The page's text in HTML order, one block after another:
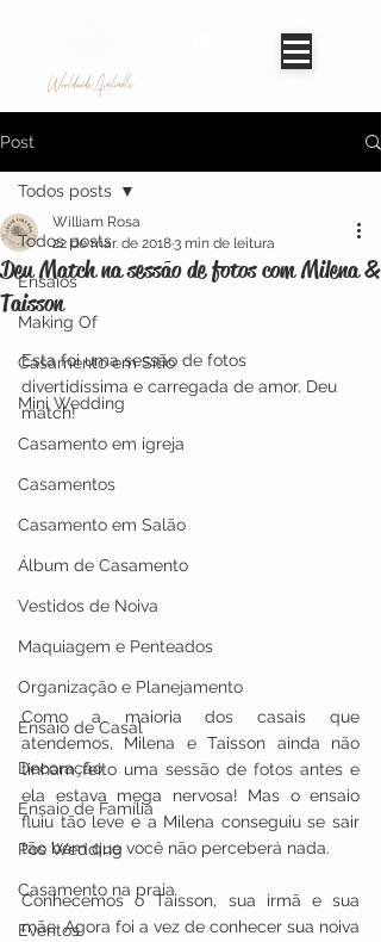
Worldwide Avaliable
Post
Todos posts
Ensaios
Making Of
Casamento em Sítio
Mini Wedding
Casamento em igreja
Casamentos
Casamento em Salão
Álbum de Casamento
Vestidos de Noiva
Maquiagem e Penteados
Organização e Planejamento
Ensaio de Casal
Decoração
Ensaio de Família
Pos Wedding
Casamento na praia
Eventos
Todos posts
Deu Match na sessão de fotos com Milena &
Taisson
William Rosa
22 de mar. de 20183 min de leitura
Esta foi uma sessão de fotos
divertidíssima e carregada de amor. Deu
match!
Como a maioria dos casais que
atendemos, Milena e Taisson ainda não
tinham feito uma sessão de fotos antes e
ela estava mega nervosa! Mas o ensaio
fluiu tão leve e a Milena conseguiu se sair
tão bem que você não perceberá nada.
Conhecemos o Taisson, sua irmã e sua
mãe. Agora foi a vez de conhecer sua noiva